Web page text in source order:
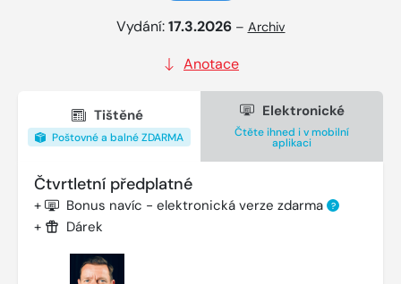
Vydání:17.3.2026 – Archiv
Anotace
Tištěné
Poštovné a balné ZDARMA
Elektronické
Čtěte ihned i v mobilní
aplikaci
Čtvrtletní předplatné
+ Bonus navíc - elektronická verze zdarma ?
+ Dárek